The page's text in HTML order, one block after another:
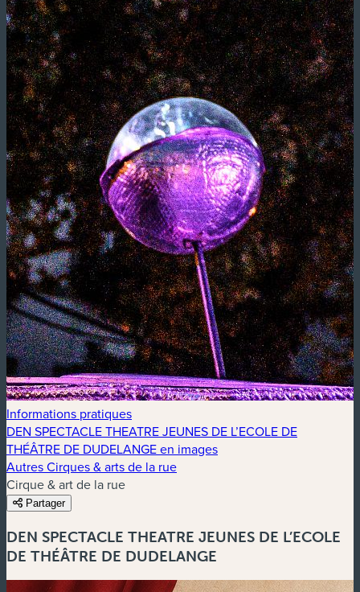
Informations pratiques
DEN SPECTACLE THEATRE JEUNES DE L’ECOLE DE
THÉÂTRE DE DUDELANGE en images
Autres Cirques & arts de la rue
Cirque & art de la rue
Partager
DEN SPECTACLE THEATRE JEUNES DE L’ECOLE
DE THÉÂTRE DE DUDELANGE